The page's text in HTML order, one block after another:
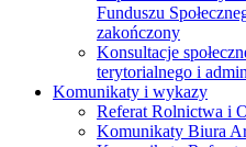
Funduszu
zakończony
Konsultacje
terytorialnego i
Komunikaty i wykazy
Referat Rolnictwa i
Komunikaty Biura